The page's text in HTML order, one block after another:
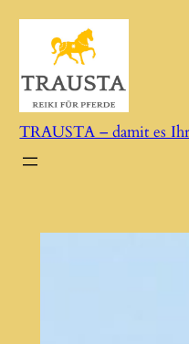
Zum
springen
TRAUSTA – damit es